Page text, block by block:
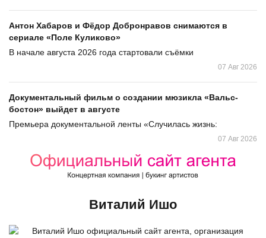
Антон Хабаров и Фёдор Добронравов снимаются в
сериале «Поле Куликово»
В начале августа 2026 года стартовали съёмки
07 Авг 2026
Документальный фильм о создании мюзикла «Вальс-
бостон» выйдет в августе
Премьера документальной ленты «Случилась жизнь:
07 Авг 2026
Виталий Ишо